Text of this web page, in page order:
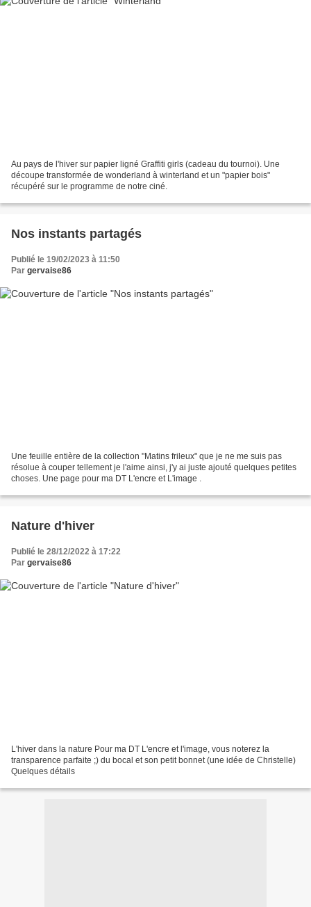
Au pays de l'hiver sur papier ligné Graffiti girls (cadeau du tournoi). Une
découpe transformée de wonderland à winterland et un "papier bois"
récupéré sur le programme de notre ciné.
Nos instants partagés
Publié le 19/02/2023 à 11:50
Par gervaise86
Une feuille entière de la collection "Matins frileux" que je ne me suis pas
résolue à couper tellement je l'aime ainsi, j'y ai juste ajouté quelques petites
choses. Une page pour ma DT L'encre et L'image .
Nature d'hiver
Publié le 28/12/2022 à 17:22
Par gervaise86
L'hiver dans la nature Pour ma DT L'encre et l'image, vous noterez la
transparence parfaite ;) du bocal et son petit bonnet (une idée de Christelle)
Quelques détails